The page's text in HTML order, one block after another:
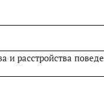
и расстройства